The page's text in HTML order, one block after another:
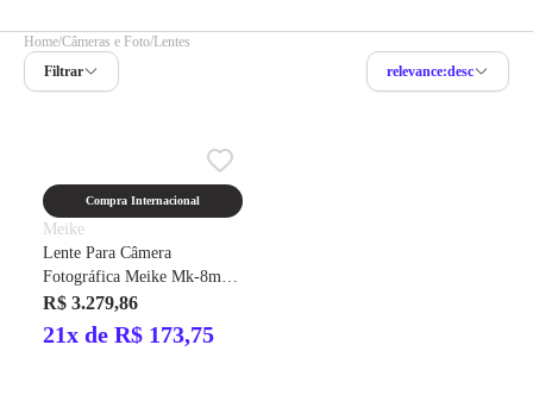
Home Câmeras e Foto Lentes
Filtrar
relevance:desc
Compra Internacional
Meike
Lente Para Câmera
Fotográfica Meike Mk-8mm
F/3.5 Fisheye
R$ 3.279,86
21x de R$ 173,75